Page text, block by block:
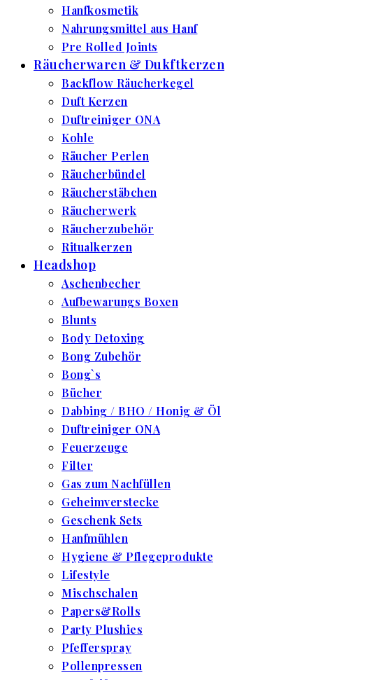
Hanfkosmetik
Nahrungsmittel aus Hanf
Pre Rolled Joints
Räucherwaren & Dukftkerzen
Backflow Räucherkegel
Duft Kerzen
Duftreiniger ONA
Kohle
Räucher Perlen
Räucherbündel
Räucherstäbchen
Räucherwerk
Räucherzubehör
Ritualkerzen
Headshop
Aschenbecher
Aufbewarungs Boxen
Blunts
Body Detoxing
Bong Zubehör
Bong`s
Bücher
Dabbing / BHO / Honig & Öl
Duftreiniger ONA
Feuerzeuge
Filter
Gas zum Nachfüllen
Geheimverstecke
Geschenk Sets
Hanfmühlen
Hygiene & Pflegeprodukte
Lifestyle
Mischschalen
Papers&Rolls
Party Plushies
Pfefferspray
Pollenpressen